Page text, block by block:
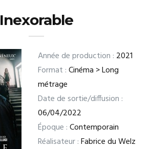
Inexorable
Année de production : 2021
Format :Cinéma > Long
métrage
Date de sortie/diffusion :
06/04/2022
Époque :Contemporain
Réalisateur :Fabrice du Welz